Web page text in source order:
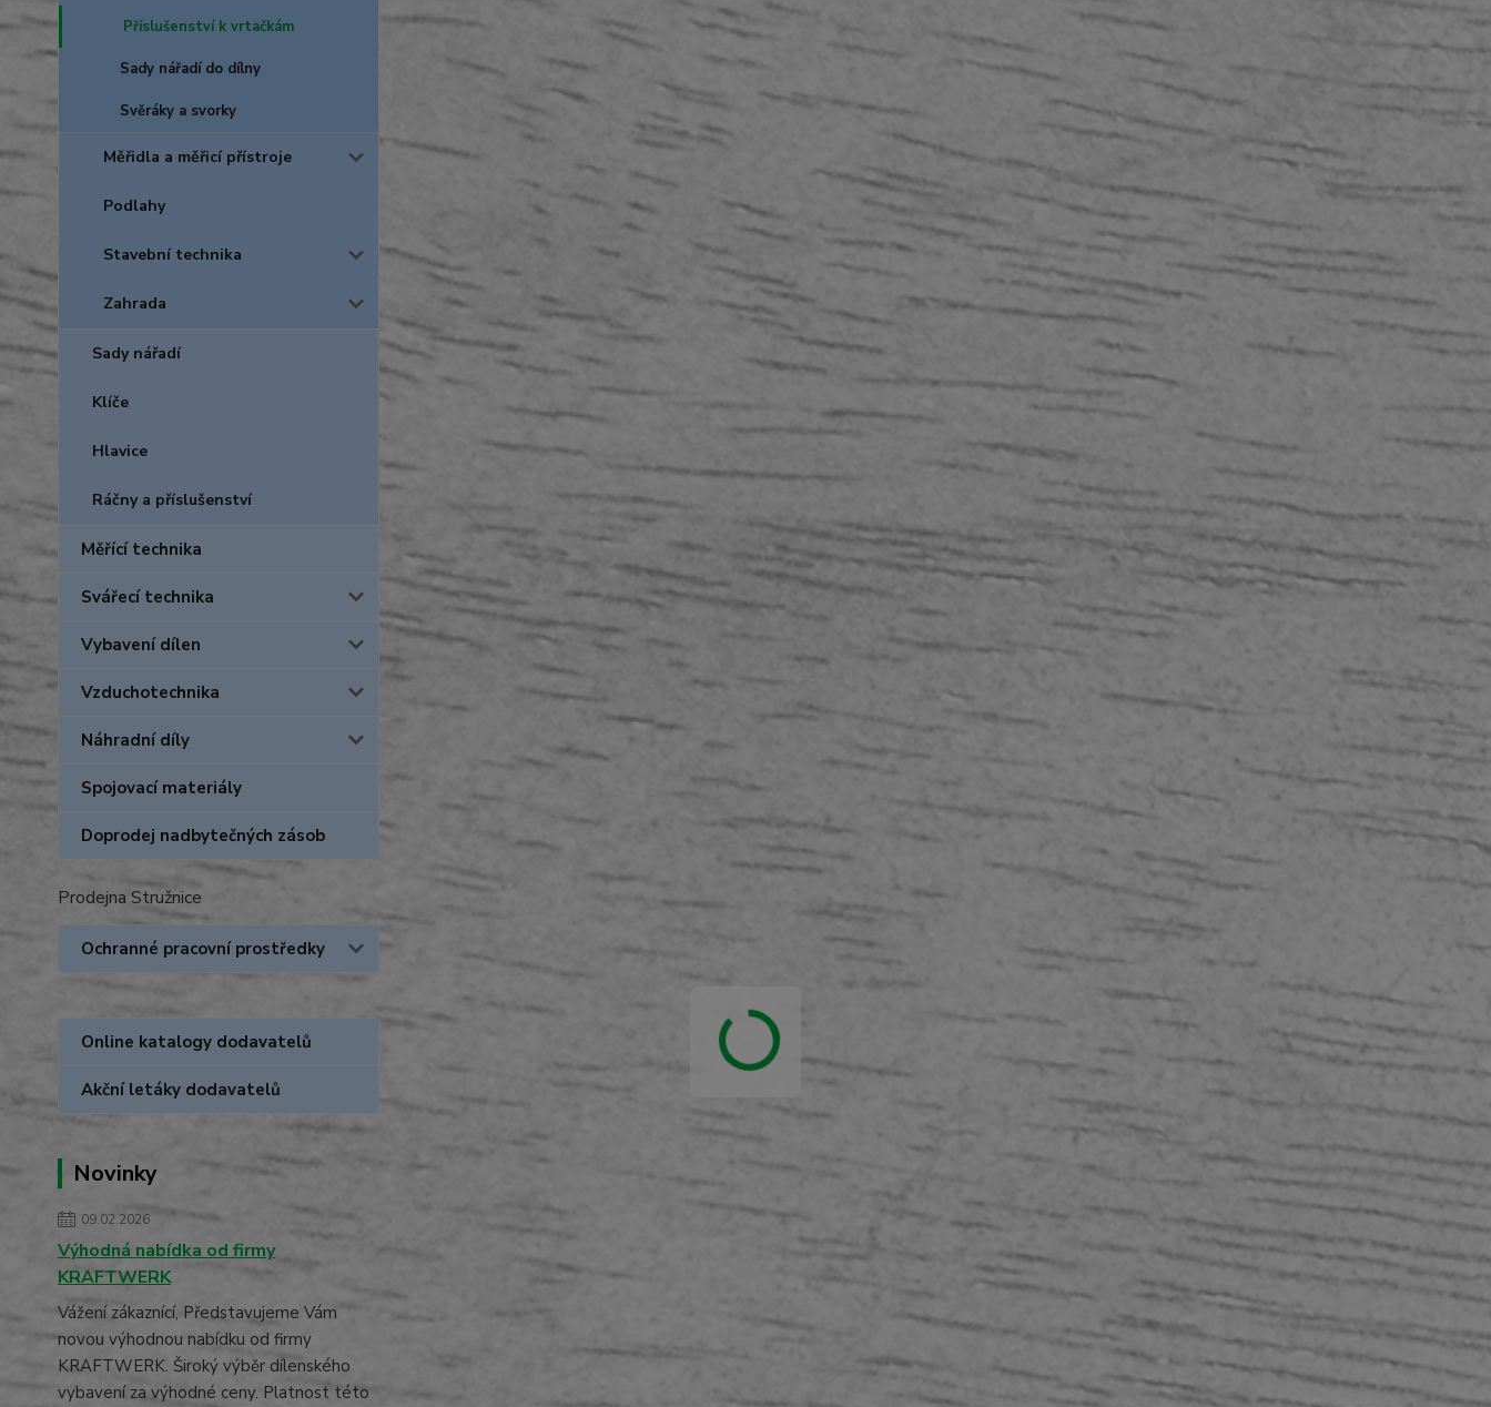
Příslušenství k vrtačkám
Sady nářadí do dílny
Svěráky a svorky
Měřidla a měřicí přístroje
Podlahy
Stavební technika
Zahrada
Sady nářadí
Klíče
Hlavice
Ráčny a příslušenství
Měřící technika
Svářecí technika
Vybavení dílen
Vzduchotechnika
Náhradní díly
Spojovací materiály
Doprodej nadbytečných zásob
Prodejna Stružnice
Ochranné pracovní prostředky
Online katalogy dodavatelů
Akční letáky dodavatelů
Novinky
09.02.2026
Výhodná nabídka od firmy
KRAFTWERK
Vážení zákaznící, Představujeme Vám
novou výhodnou nabídku od firmy
KRAFTWERK. Široký výběr dílenského
vybavení za výhodné ceny. Platnost této